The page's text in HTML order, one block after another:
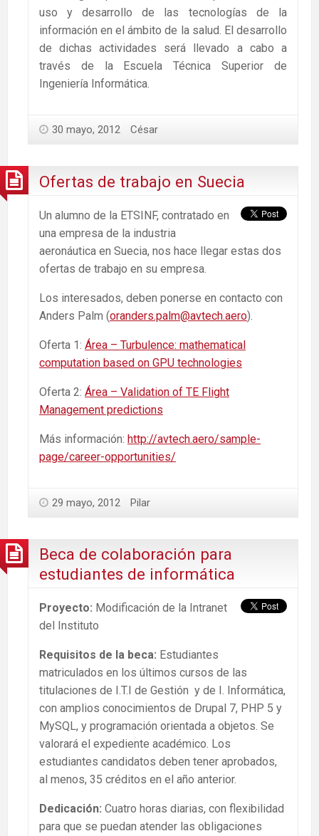
uso y desarrollo de las tecnologías de la
información en el ámbito de la salud. El desarrollo
de dichas actividades será llevado a cabo a
través de la Escuela Técnica Superior de
Ingeniería Informática.
30 mayo, 2012 César
Ofertas de trabajo en Suecia
Un alumno de la ETSINF, contratado en
una empresa de la industria
aeronáutica en Suecia, nos hace llegar estas dos
ofertas de trabajo en su empresa.
Los interesados, deben ponerse en contacto con
Anders Palm (oranders.palm@avtech.aero).
Oferta 1: Área – Turbulence: mathematical
computation based on GPU technologies
Oferta 2: Área – Validation of TE Flight
Management predictions
Más información: http://avtech.aero/sample-
page/career-opportunities/
29 mayo, 2012 Pilar
Beca de colaboración para
estudiantes de informática
Proyecto: Modificación de la Intranet
del Instituto
Requisitos de la beca: Estudiantes
matriculados en los últimos cursos de las
titulaciones de I.T.I de Gestión y de I. Informática,
con amplios conocimientos de Drupal 7, PHP 5 y
MySQL, y programación orientada a objetos. Se
valorará el expediente académico. Los
estudiantes candidatos deben tener aprobados,
al menos, 35 créditos en el año anterior.
Dedicación: Cuatro horas diarias, con flexibilidad
para que se puedan atender las obligaciones